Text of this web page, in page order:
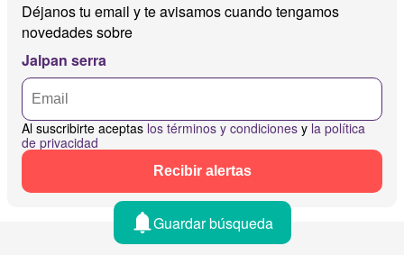
Déjanos tu email y te avisamos cuando tengamos
novedades sobre
Jalpan serra
Al suscribirte aceptas los términos y condiciones y la política
de privacidad
Recibir alertas
Guardar búsqueda